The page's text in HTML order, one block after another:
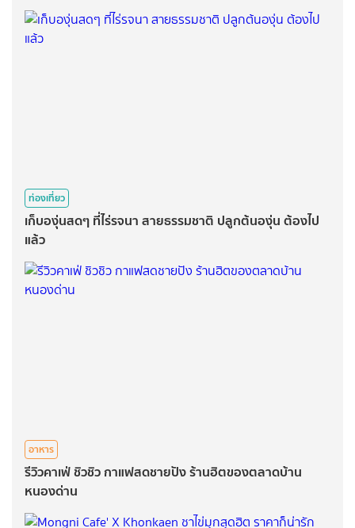
ท่องเที่ยว
เก็บองุ่นสดๆ ที่ไร่รจนา สายธรรมชาติ ปลูกต้นองุ่น ต้องไป
แล้ว
อาหาร
รีวิวคาเฟ่ ชิวชิว กาแฟสดชายปัง ร้านฮิตของตลาดบ้าน
หนองด่าน